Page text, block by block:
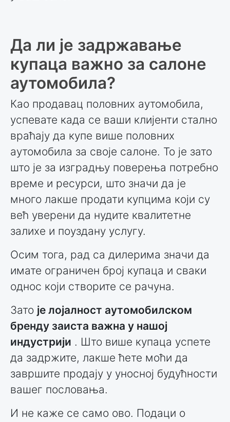
Да ли је задржавање
купаца важно за салоне
аутомобила?
Као продавац половних аутомобила,
успевате када се ваши клијенти стално
враћају да купе више половних
аутомобила за своје салоне. То је зато
што је за изградњу поверења потребно
време и ресурси, што значи да је
много лакше продати купцима који су
већ уверени да нудите квалитетне
залихе и поуздану услугу.
Осим тога, рад са дилерима значи да
имате ограничен број купаца и сваки
однос који створите се рачуна.
Зато је лојалност аутомобилском
бренду заиста важна у нашој
индустрији . Што више купаца успете
да задржите, лакше ћете моћи да
завршите продају у уносној будућности
вашег пословања.
И не каже се само ово. Подаци о